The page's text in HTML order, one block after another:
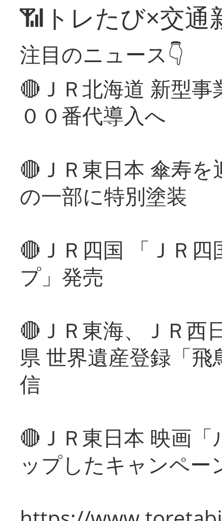
📶トレたび×交通
注目のニュース👇
🔴ＪＲ北海道 新型
００番代導入へ
🔴ＪＲ東日本 傘寿
の一部に特別塗装
🔴ＪＲ四国 「ＪＲ
プ」発売
🔴ＪＲ東海、ＪＲ西
県 世界遺産登録「
信
🔴ＪＲ東日本 映画
ップしたキャンペー